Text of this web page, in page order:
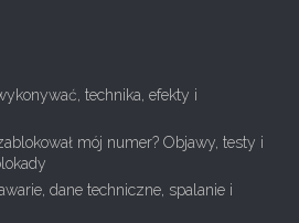
technika, efekty i
mój numer? Objawy, testy i
dane techniczne, spalanie i